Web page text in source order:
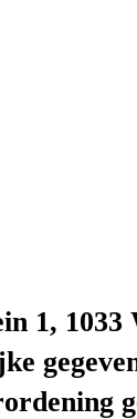
1, 1033